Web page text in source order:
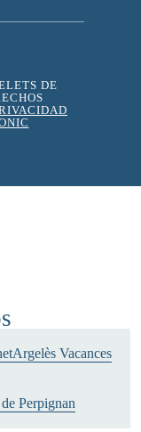
DE
Argelès Vacances
Perpignan